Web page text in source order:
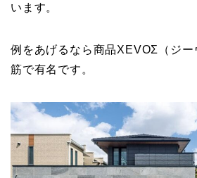
います。
例をあげるなら商品XEVOΣ（ジ
筋で有名です。